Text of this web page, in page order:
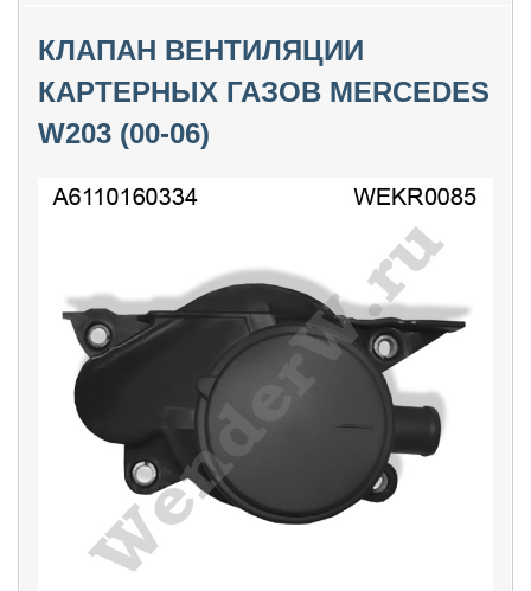
КЛАПАН ВЕНТИЛЯЦИИ
КАРТЕРНЫХ ГАЗОВ MERCEDES
W203 (00-06)